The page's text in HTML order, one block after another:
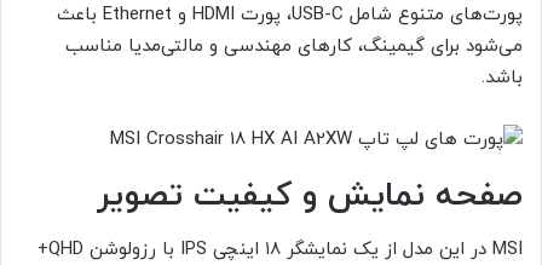
پورت‌های متنوع شامل USB-C، پورت HDMI و Ethernet باعث
می‌شود برای گیمینگ، کارهای مهندسی و مالتی‌مدیا مناسب
باشد.
صفحه نمایش و کیفیت تصویر
MSI در این مدل از یک نمایشگر ۱۸ اینچی IPS با رزولوشن QHD+